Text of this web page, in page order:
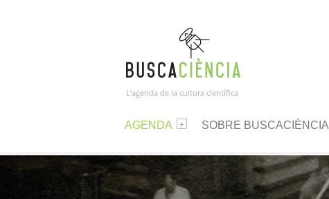
L’agenda de la cultura científica
AGENDA SOBRE BUSCACIÈNCIA